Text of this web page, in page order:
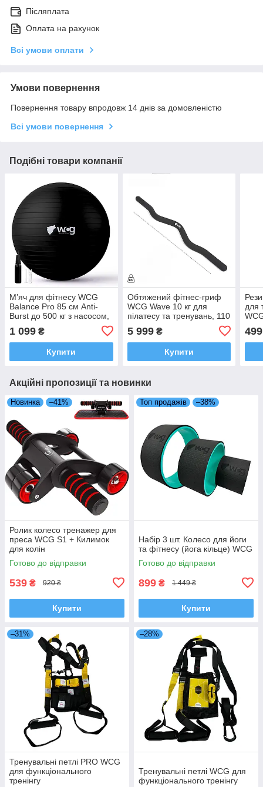
Післяплата
Оплата на рахунок
Всі умови оплати
Умови повернення
Повернення товару впродовж 14 днів за домовленістю
Всі умови повернення
Подібні товари компанії
М’яч для фітнесу WCG
Balance Pro 85 см Anti-
Burst до 500 кг з насосом,
фітбол для йоги, пілатесу
та вагітних, чорний
1 099 ₴
Купити
Обтяжений фітнес-гриф
WCG Wave 10 кг для
пілатесу та тренувань, 110
5 999₴
Купити
для
499
Акційні пропозиції та новинки
Новинка –41%
Ролик колесо тренажер для
преса WCG S1 + Килимок
для колін
Готово до відправки
539 ₴ 920 ₴
Купити
Топ продажів –38%
Набір 3 шт. Колесо для йоги
та фітнесу (йога кільце) WCG
Готово до відправки
899 ₴ 1 449 ₴
Купити
–31%
Тренувальні петлі PRO WCG
для функціонального
тренінгу
–28%
Тренувальні петлі WCG для
функціонального тренінгу